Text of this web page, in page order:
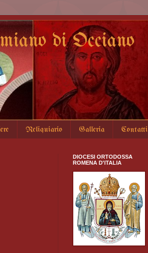
di Occiano
Reliquiario Galleria Contatti
DIOCESI ORTODOSSA
ROMENA D'ITALIA